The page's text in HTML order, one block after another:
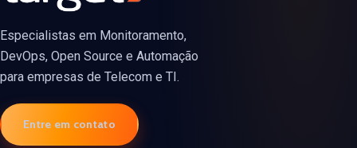
Especialistas em Monitoramento,
DevOps, Open Source e Automação
para empresas de Telecom e TI.
Entre em contato